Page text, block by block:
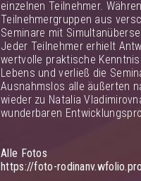
einzelnen Teilnehmer.
Teilnehmergruppen aus
Seminare mit
Jeder Teilnehmer erhielt
wertvolle praktische
Lebens und verließ die
Ausnahmslos alle äußerten
wieder zu Natalia
wunderbaren
Alle Fotos
https://foto-